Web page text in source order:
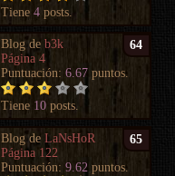
Tiene4 posts.
64
Blog deb3k
Página 4
Puntuación:6.67 puntos.
Tiene 10 posts.
65
Blog deLaNsHoR
Página 122
Puntuación:9.62 puntos.